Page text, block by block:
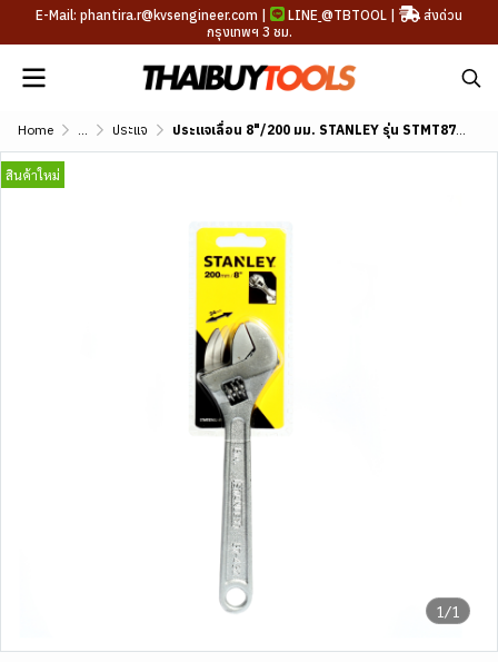
E-Mail: phantira.r@kvsengineer.com | LINE @TBTOOL |
ส่งด่วน
กรุงเทพฯ 3 ชม.
Home ... ประแจ ประแจเลื่อน 8"/200 มม. STANLEY รุ่น STMT87432-8
1/1
สินค้าใหม่